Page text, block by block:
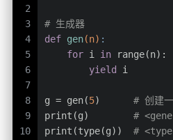
2
3
4
5
6
7
8
9
10
# 生成器
def gen(n) :
for i in range(n):
yield
i
g = gen(5) # 创建
print(g) #
print(type(g)) #